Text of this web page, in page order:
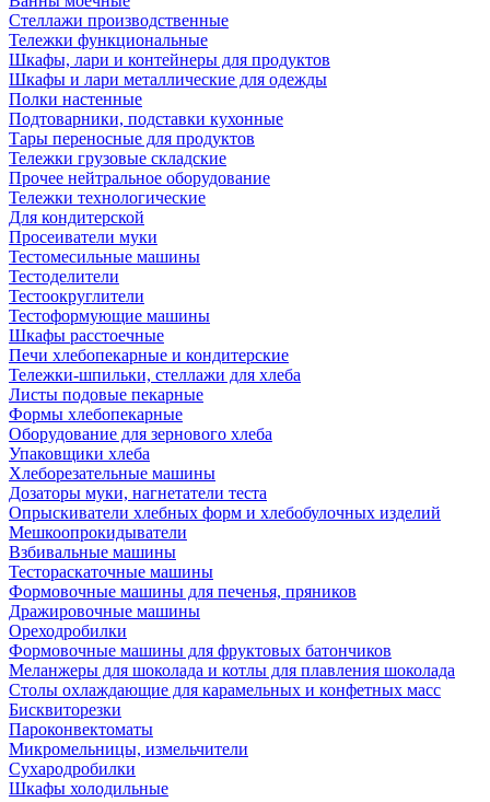
Стеллажи производственные
Тележки функциональные
Шкафы, лари и контейнеры для продуктов
Шкафы и лари металлические для одежды
Полки настенные
Подтоварники, подставки кухонные
Тары переносные для продуктов
Тележки грузовые складские
Прочее нейтральное оборудование
Тележки технологические
Для кондитерской
Просеиватели муки
Тестомесильные машины
Тестоделители
Тестоокруглители
Тестоформующие машины
Шкафы расстоечные
Печи хлебопекарные и кондитерские
Тележки-шпильки, стеллажи для хлеба
Листы подовые пекарные
Формы хлебопекарные
Оборудование для зернового хлеба
Упаковщики хлеба
Хлеборезательные машины
Дозаторы муки, нагнетатели теста
Опрыскиватели хлебных форм и хлебобулочных изделий
Мешкоопрокидыватели
Взбивальные машины
Тестораскаточные машины
Формовочные машины для печенья, пряников
Дражировочные машины
Ореходробилки
Формовочные машины для фруктовых батончиков
Меланжеры для шоколада и котлы для плавления шоколада
Столы охлаждающие для карамельных и конфетных масс
Бисквиторезки
Пароконвектоматы
Микромельницы, измельчители
Сухародробилки
Шкафы холодильные